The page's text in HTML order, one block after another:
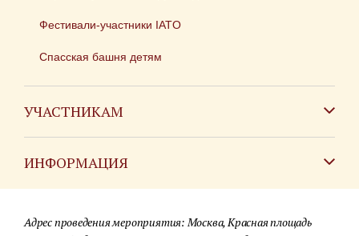
Фестивали-участники IATO
Спасская башня детям
УЧАСТНИКАМ
ИНФОРМАЦИЯ
Для СМИ
Адрес проведения мероприятия: Москва, Красная площадь